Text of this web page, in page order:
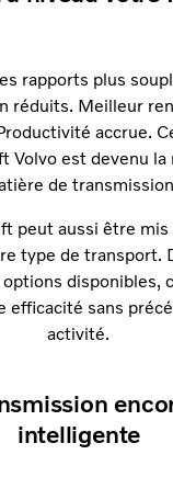
rapports plus
réduits. Meilleur
accrue.
Volvo est devenu la
de
peut aussi être mis
type de transport.
disponibles,
efficacité sans
activité.
intelligente